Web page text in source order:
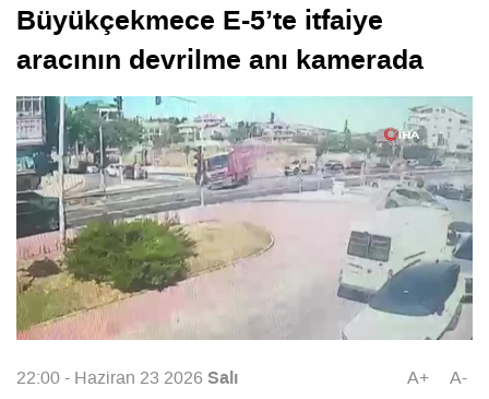
Büyükçekmece E-5’te itfaiye
aracının devrilme anı kamerada
22:00 - Haziran 23 2026 Salı A+ A-